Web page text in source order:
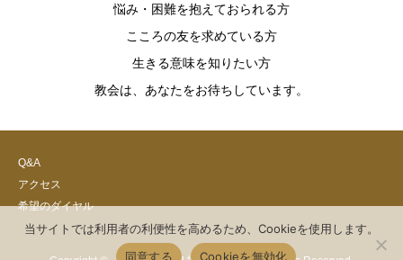
悩み・困難を抱えておられる方
こころの友を求めている方
生きる意味を知りたい方
教会は、あなたをお待ちしています。
Q&A
アクセス
希望のダイヤル
当サイトでは利用者の利便性を高めるため、Cookieを使用します。
同意する
Cookieを無効化